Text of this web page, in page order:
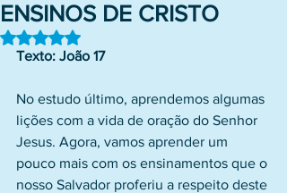
ENSINOS DE CRISTO
Avaliado com NaN de 5 estrelas.
Texto: João 17
No estudo último, aprendemos algumas
lições com a vida de oração do Senhor
Jesus. Agora, vamos aprender um
pouco mais com os ensinamentos que o
nosso Salvador proferiu a respeito deste